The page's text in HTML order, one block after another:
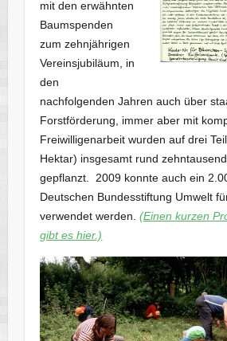
mit den erwähnten
Baumspenden
zum zehnjährigen
Vereinsjubiläum, in
den
nachfolgenden Jahren auch über
Forstförderung, immer aber mit
Freiwilligenarbeit wurden auf drei
Hektar) insgesamt rund
gepflanzt. 2009 konnte auch ein
Deutschen Bundesstiftung Umwelt
verwendet werden.(Einen kurzen
gibt es hier.)